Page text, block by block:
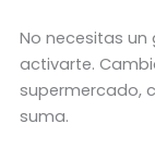
No necesitas
activarte.
supermercado,
suma.